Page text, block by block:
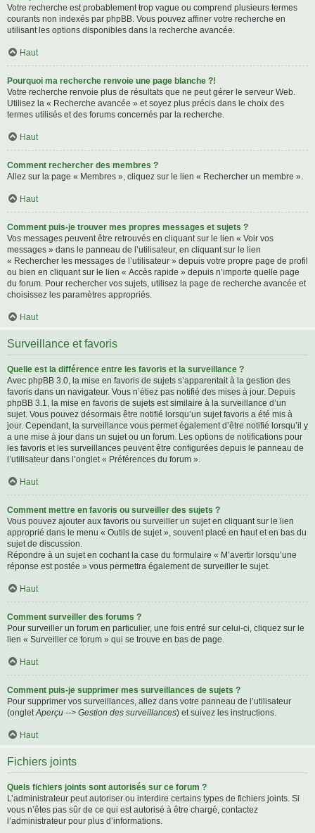
Votre recherche est probablement trop vague ou comprend plusieurs termes
courants non indexés par phpBB. Vous pouvez affiner votre recherche en
utilisant les options disponibles dans la recherche avancée.
Haut
Pourquoi ma recherche renvoie une page blanche ?!
Votre recherche renvoie plus de résultats que ne peut gérer le serveur Web.
Utilisez la « Recherche avancée » et soyez plus précis dans le choix des
termes utilisés et des forums concernés par la recherche.
Haut
Comment rechercher des membres ?
Allez sur la page « Membres », cliquez sur le lien « Rechercher un membre ».
Haut
Comment puis-je trouver mes propres messages et sujets ?
Vos messages peuvent être retrouvés en cliquant sur le lien « Voir vos
messages » dans le panneau de l’utilisateur, en cliquant sur le lien
« Rechercher les messages de l’utilisateur » depuis votre propre page de profil
ou bien en cliquant sur le lien « Accès rapide » depuis n’importe quelle page
du forum. Pour rechercher vos sujets, utilisez la page de recherche avancée et
choisissez les paramètres appropriés.
Haut
Surveillance et favoris
Quelle est la différence entre les favoris et la surveillance ?
Avec phpBB 3.0, la mise en favoris de sujets s’apparentait à la gestion des
favoris dans un navigateur. Vous n’étiez pas notifié des mises à jour. Depuis
phpBB 3.1, la mise en favoris de sujets est similaire à la surveillance d’un
sujet. Vous pouvez désormais être notifié lorsqu’un sujet favoris a été mis à
jour. Cependant, la surveillance vous permet également d’être notifié lorsqu’il y
a une mise à jour dans un sujet ou un forum. Les options de notifications pour
les favoris et les surveillances peuvent être configurées depuis le panneau de
l’utilisateur dans l’onglet « Préférences du forum ».
Haut
Comment mettre en favoris ou surveiller des sujets ?
Vous pouvez ajouter aux favoris ou surveiller un sujet en cliquant sur le lien
approprié dans le menu « Outils de sujet », souvent placé en haut et en bas du
sujet de discussion.
Répondre à un sujet en cochant la case du formulaire « M’avertir lorsqu’une
réponse est postée » vous permettra également de surveiller le sujet.
Haut
Comment surveiller des forums ?
Pour surveiller un forum en particulier, une fois entré sur celui-ci, cliquez sur le
lien « Surveiller ce forum » qui se trouve en bas de page.
Haut
Comment puis-je supprimer mes surveillances de sujets ?
Pour supprimer vos surveillances, allez dans votre panneau de l’utilisateur
(ongletAperçu --> Gestion des surveillances) et suivez les instructions.
Haut
Fichiers joints
Quels fichiers joints sont autorisés sur ce forum ?
L’administrateur peut autoriser ou interdire certains types de fichiers joints. Si
vous n’êtes pas sûr de ce qui est autorisé à être chargé, contactez
l’administrateur pour plus d’informations.